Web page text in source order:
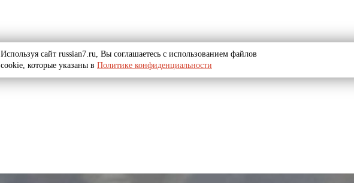
Используя сайт russian7.ru, Вы соглашаетесь с использованием файлов
cookie, которые указаны в Политике конфиденциальности